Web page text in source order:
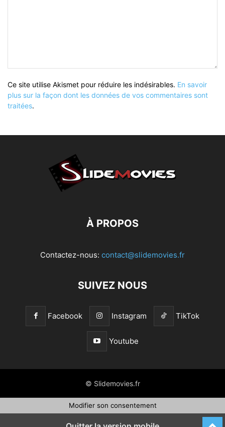
Ce site utilise Akismet pour réduire les indésirables. En savoir
plus sur la façon dont les données de vos commentaires sont
traitées.
À PROPOS
Contactez-nous: contact@slidemovies.fr
SUIVEZ NOUS
Facebook Instagram TikTok
Youtube
© Slidemovies.fr
Modifier son consentement